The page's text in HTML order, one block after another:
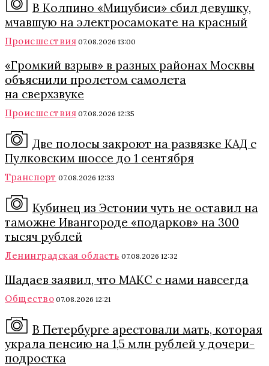
В Колпино «Мицубиси» сбил девушку,
мчавшую на электросамокате на красный
Происшествия 07.08.2026 13:00
«Громкий взрыв» в разных районах Москвы
объяснили пролетом самолета
на сверхзвуке
Происшествия 07.08.2026 12:35
Две полосы закроют на развязке КАД с
Пулковским шоссе до 1 сентября
Транспорт 07.08.2026 12:33
Кубинец из Эстонии чуть не оставил на
таможне Ивангороде «подарков» на 300
тысяч рублей
Ленинградская область 07.08.2026 12:32
Шадаев заявил, что МАКС с нами навсегда
Общество 07.08.2026 12:21
В Петербурге арестовали мать, которая
украла пенсию на 1,5 млн рублей у дочери-
подростка